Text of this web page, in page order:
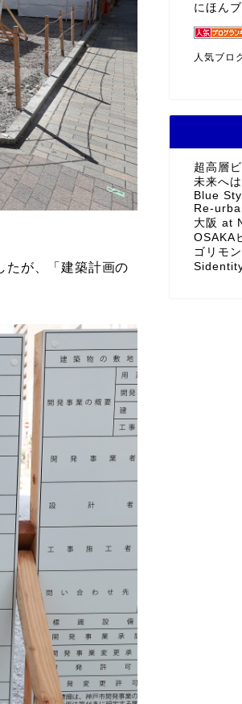
たが、「建築計画の
にほん
人気ブロ
超高層
未来へ
Blue
Re-
大阪 at
OSAKA
ゴリモ